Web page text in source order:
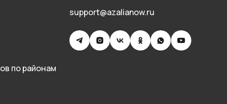
по районам
support@azalianow.ru